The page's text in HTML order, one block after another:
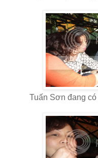
Tuấn Sơn đang